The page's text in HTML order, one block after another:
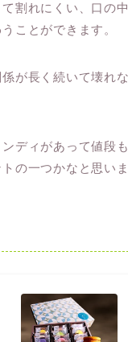
割れにくい、口の
ことができます。
が長く続いて壊れ
ディがあって値段
の一つかなと思い